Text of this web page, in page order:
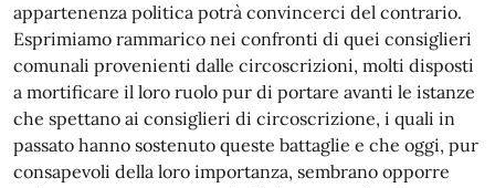
appartenenza politica potrà convincerci del contrario.
Esprimiamo rammarico nei confronti di quei consiglieri
comunali provenienti dalle circoscrizioni, molti disposti
a mortificare il loro ruolo pur di portare avanti le istanze
che spettano ai consiglieri di circoscrizione, i quali in
passato hanno sostenuto queste battaglie e che oggi, pur
consapevoli della loro importanza, sembrano opporre